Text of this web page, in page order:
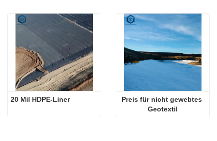
20 Mil HDPE-Liner
Preis für nicht gewebtes
Geotextil